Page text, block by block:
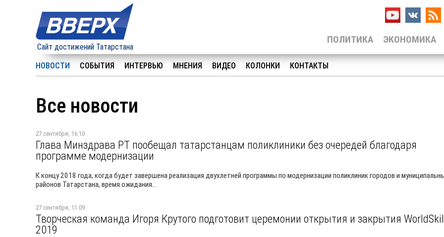
Сайт достижений Татарстана
ЭКОНОМИКА
ПОЛИТИКА
НОВОСТИ СОБЫТИЯ ИНТЕРВЬЮ МНЕНИЯ ВИДЕО КОЛОНКИ КОНТАКТЫ
Все новости
27 сентября, 16:10
Глава Минздрава РТ пообещал татарстанцам поликлиники без очередей благодаря
программе модернизации
К концу 2018 года, когда будет завершена реализация двухлетней программы по модернизации поликлиник городов и
районов Татарстана, время ожидания...
27 сентября, 11:09
Творческая команда Игоря Крутого подготовит церемонии открытия и закрытия
2019